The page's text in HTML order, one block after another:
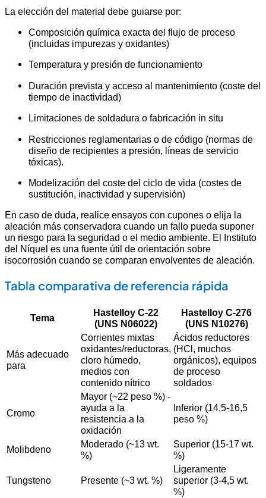
La elección del material debe guiarse por:
Composición química exacta del flujo de proceso
(incluidas impurezas y oxidantes)
Temperatura y presión de funcionamiento
Duración prevista y acceso al mantenimiento (coste del
tiempo de inactividad)
Limitaciones de soldadura o fabricación in situ
Restricciones reglamentarias o de código (normas de
diseño de recipientes a presión, líneas de servicio
tóxicas).
Modelización del coste del ciclo de vida (costes de
sustitución, inactividad y supervisión)
En caso de duda, realice ensayos con cupones o elija la
aleación más conservadora cuando un fallo pueda suponer
un riesgo para la seguridad o el medio ambiente. El Instituto
del Níquel es una fuente útil de orientación sobre
isocorrosión cuando se comparan envolventes de aleación.
Tabla comparativa de referencia rápida
Tema
Hastelloy C-22
(UNS N06022)
Hastelloy C-276
(UNS N10276)
Más adecuado
para
Corrientes mixtas
oxidantes/reductoras,
cloro húmedo,
medios con
contenido nítrico
Ácidos reductores
(HCl, muchos
orgánicos), equipos
de proceso
soldados
Cromo
Mayor (~22 peso %) -
ayuda a la
resistencia a la
oxidación
Inferior (14,5-16,5
peso %)
Molibdeno
Moderado (~13 wt.
%)
Superior (15-17 wt.
%)
Tungsteno Presente (~3 wt. %)
Ligeramente
superior (3-4,5 wt.
%)